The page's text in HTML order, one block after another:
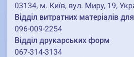
03134, м. Київ, вул. Миру, 19,
Відділ витратних матеріалів
096-009-2254
Відділ друкарських форм
067-314-3134